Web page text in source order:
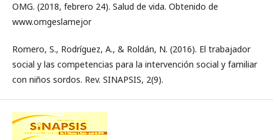
OMG. (2018, febrero 24). Salud de vida. Obtenido de
www.omgeslamejor
Romero, S., Rodríguez, A., & Roldán, N. (2016). El trabajador
social y las competencias para la intervención social y familiar
con niños sordos. Rev. SINAPSIS, 2(9).